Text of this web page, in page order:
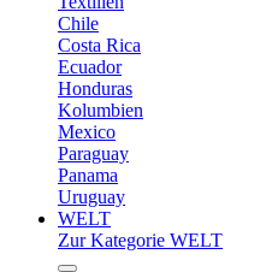
Chile
Costa Rica
Ecuador
Honduras
Kolumbien
Mexico
Paraguay
Panama
Uruguay
WELT
Zur Kategorie WELT